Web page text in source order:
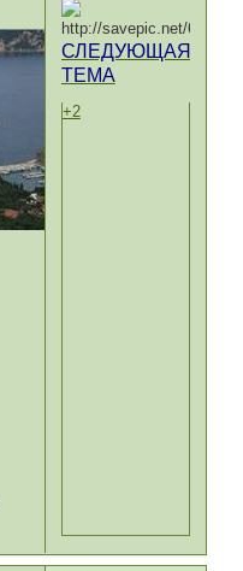
СЛЕДУЮЩАЯ
ТЕМА
+2